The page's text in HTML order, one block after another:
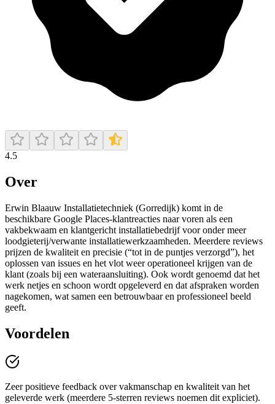
4.5
Over
Erwin Blaauw Installatietechniek (Gorredijk) komt in de
beschikbare Google Places-klantreacties naar voren als een
vakbekwaam en klantgericht installatiebedrijf voor onder meer
loodgieterij/verwante installatiewerkzaamheden. Meerdere reviews
prijzen de kwaliteit en precisie (“tot in de puntjes verzorgd”), het
oplossen van issues en het vlot weer operationeel krijgen van de
klant (zoals bij een wateraansluiting). Ook wordt genoemd dat het
werk netjes en schoon wordt opgeleverd en dat afspraken worden
nagekomen, wat samen een betrouwbaar en professioneel beeld
geeft.
Voordelen
Zeer positieve feedback over vakmanschap en kwaliteit van het
geleverde werk (meerdere 5-sterren reviews noemen dit expliciet).